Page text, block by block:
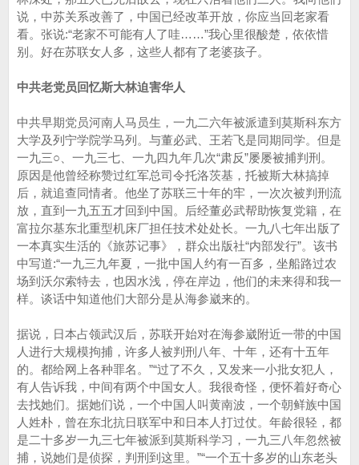
说，中苏关系改善了，中国已经改革开放，你应当回老家看
看。张说:“老家不可能有人了哇……”我心里很酸楚，依依惜
别。好在苏联女人多，这些人都有了老婆孩子。
中共老党员回忆斯大林迫害华人
中共早期党员河南人马员生，一九二六年被派遣到莫斯科东方
大学及列宁学院学马列。与董必武、王若飞是同期同学。但是
一九三○、一九三七、一九四九年几次“肃反”屡屡被捕判刑。
原因是他曾经称赞过红军总司令托洛茨基，托被斯大林搞掉
后，就追查同情者。他坐了苏联三十年的牢，一次次被判刑流
放，直到一九五五才回到中国。后经董必武帮助恢复党籍，在
富拉尔基东北重型机床厂担任技术处处长。一九八七年出版了
一本真实生活的《旅苏记事》，群众出版社“内部发行”。该书
中写道:“一九三九年夏，一批中国人约有一百多，坐船路过农
场到沃尔索特去，也因水浅，停在岸边，他们的未来得和我一
样。谈话中知道他们大部分是从海参崴来的。
据说，日本占领武汉后，苏联开始对在海参崴附近一带的中国
人进行大规模拘捕，许多人被判刑八年、十年，还有十五年
的。都给网上各种罪名。”“过了不久，又发来一小批女犯人，
有人告诉我，中间有两个中国女人。我很奇怪，便怀着好奇心
去找她们。据她们说，一个中国人叫黄南波，一个朝鲜族中国
人姓朴，曾在东北抗日联军中和日本人打过仗。年龄很轻，都
是二十多岁一九三七年被派到莫斯科学习，一九三八年忽然被
捕，说她们是侦探，判刑到这里。”“一个五十多岁的山东老头